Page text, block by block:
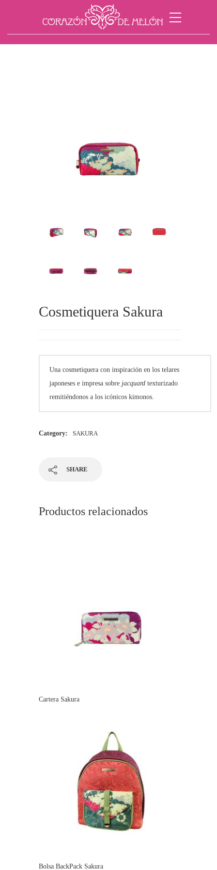
Cosmetiquera Sakura
Una cosmetiquera con inspiración en los telares
japoneses e impresa sobre jacquard texturizado
remitiéndonos a los icónicos kimonos.
Category: SAKURA
SHARE
Productos relacionados
Cartera Sakura
Bolsa BackPack Sakura